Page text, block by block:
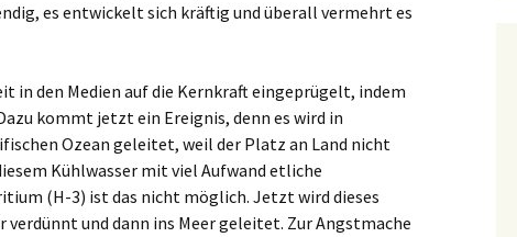
es entwickelt sich kräftig und überall vermehrt es
in den Medien auf die Kernkraft eingeprügelt, indem
kommt jetzt ein Ereignis, denn es wird in
Ozean geleitet, weil der Platz an Land nicht
Kühlwasser mit viel Aufwand etliche
(H-3) ist das nicht möglich. Jetzt wird dieses
verdünnt und dann ins Meer geleitet. Zur Angstmache